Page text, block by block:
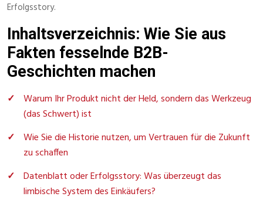
Erfolgsstory.
Inhaltsverzeichnis: Wie Sie aus
Fakten fesselnde B2B-
Geschichten machen
Warum Ihr Produkt nicht der Held, sondern das Werkzeug
(das Schwert) ist
Wie Sie die Historie nutzen, um Vertrauen für die Zukunft
zu schaffen
Datenblatt oder Erfolgsstory: Was überzeugt das
limbische System des Einkäufers?